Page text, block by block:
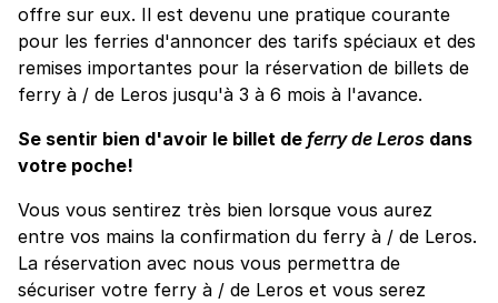
offre sur eux. Il est devenu une pratique courante
pour les ferries d'annoncer des tarifs spéciaux et des
remises importantes pour la réservation de billets de
ferry à / de Leros jusqu'à 3 à 6 mois à l'avance.
Se sentir bien d'avoir le billet de ferry de Leros dans
votre poche!
Vous vous sentirez très bien lorsque vous aurez
entre vos mains la confirmation du ferry à / de Leros.
La réservation avec nous vous permettra de
sécuriser votre ferry à / de Leros et vous serez